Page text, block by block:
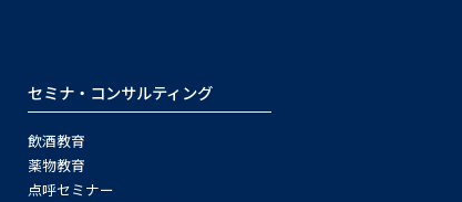
セミナ・コンサルティング
飲酒教育
薬物教育
点呼セミナー